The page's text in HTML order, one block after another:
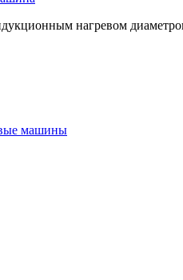
нагревом
машины